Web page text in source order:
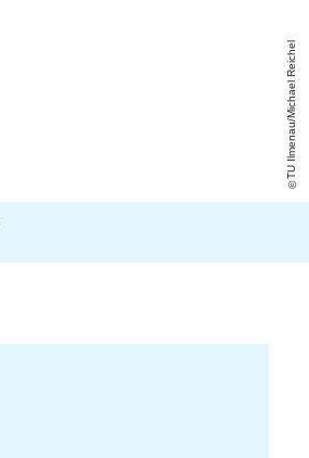
TU Ilmenau/Michael Reichel